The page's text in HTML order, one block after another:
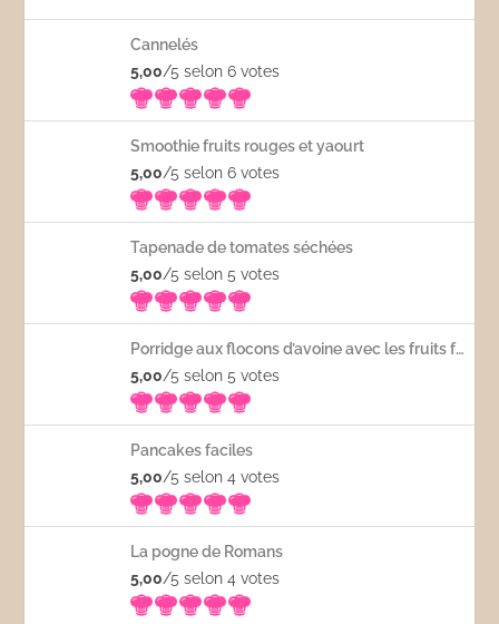
Cannelés
5,00/5 selon 6votes
Smoothie fruits rouges et yaourt
5,00/5 selon 6votes
Tapenade de tomates séchées
5,00/5 selon 5votes
Porridge aux flocons d’avoine avec les fruits frais
5,00/5 selon 5votes
Pancakes faciles
5,00/5 selon 4votes
La pogne de Romans
5,00/5 selon 4votes